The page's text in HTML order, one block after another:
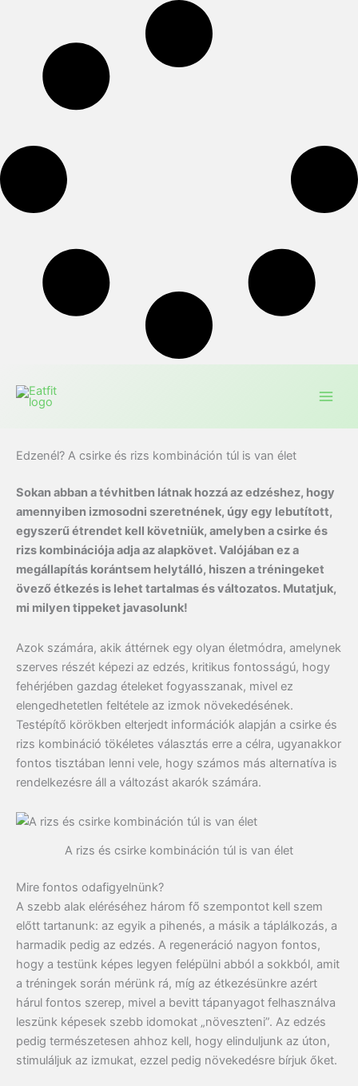
Edzenél? A csirke és rizs kombináción túl is van élet
Sokan abban a tévhitben látnak hozzá az edzéshez, hogy
amennyiben izmosodni szeretnének, úgy egy lebutított,
egyszerű étrendet kell követniük, amelyben a csirke és
rizs kombinációja adja az alapkövet. Valójában ez a
megállapítás korántsem helytálló, hiszen a tréningeket
övező étkezés is lehet tartalmas és változatos. Mutatjuk,
mi milyen tippeket javasolunk!
Azok számára, akik áttérnek egy olyan életmódra, amelynek
szerves részét képezi az edzés, kritikus fontosságú, hogy
fehérjében gazdag ételeket fogyasszanak, mivel ez
elengedhetetlen feltétele az izmok növekedésének.
Testépítő körökben elterjedt információk alapján a csirke és
rizs kombináció tökéletes választás erre a célra, ugyanakkor
fontos tisztában lenni vele, hogy számos más alternatíva is
rendelkezésre áll a változást akarók számára.
A rizs és csirke kombináción túl is van élet
Mire fontos odafigyelnünk?
A szebb alak eléréséhez három fő szempontot kell szem
előtt tartanunk: az egyik a pihenés, a másik a táplálkozás, a
harmadik pedig az edzés. A regeneráció nagyon fontos,
hogy a testünk képes legyen felépülni abból a sokkból, amit
a tréningek során mérünk rá, míg az étkezésünkre azért
hárul fontos szerep, mivel a bevitt tápanyagot felhasználva
leszünk képesek szebb idomokat „növeszteni”. Az edzés
pedig természetesen ahhoz kell, hogy elinduljunk az úton,
stimuláljuk az izmukat, ezzel pedig növekedésre bírjuk őket.